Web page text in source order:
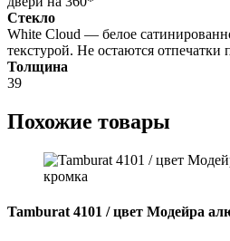
Стекло
White Cloud — белое
текстурой. Не остаются отпечатки
Толщина
39
Похожие товары
Tamburat 4101 / цвет Модейра